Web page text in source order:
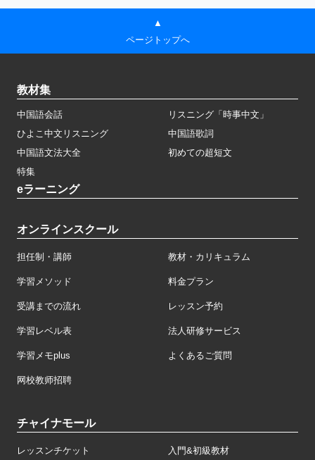
▲
ページトップへ
教材集
中国語会話
リスニング「時事中文」
ひよこ中文リスニング
中国語歌詞
中国語文法大全
初めての超短文
特集
eラーニング
オンラインスクール
担任制・講師 教材・カリキュラム
学習メソッド 料金プラン
受講までの流れ レッスン予約
学習レベル表 法人研修サービス
学習メモplus よくあるご質問
网校教师招聘
チャイナモール
レッスンチケット 入門&初級教材